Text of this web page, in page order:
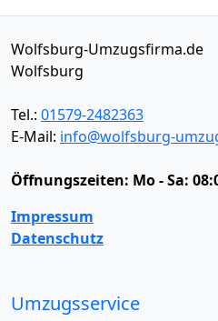
Wolfsburg-Umzugsfirma.de
Wolfsburg
Tel.: 01579-2482363
E-Mail: info@wolfsburg-
Öffnungszeiten: Mo - Sa:
Impressum
Datenschutz
Umzugsservice